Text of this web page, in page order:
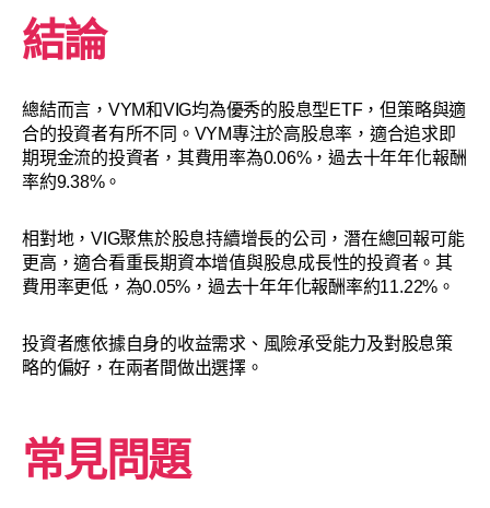
結論
總結而言，VYM和VIG均為優秀的股息型ETF，但策略與適
合的投資者有所不同。VYM專注於高股息率，適合追求即
期現金流的投資者，其費用率為0.06%，過去十年年化報酬
率約9.38%。
相對地，VIG聚焦於股息持續增長的公司，潛在總回報可能
更高，適合看重長期資本增值與股息成長性的投資者。其
費用率更低，為0.05%，過去十年年化報酬率約11.22%。
投資者應依據自身的收益需求、風險承受能力及對股息策
略的偏好，在兩者間做出選擇。
常見問題